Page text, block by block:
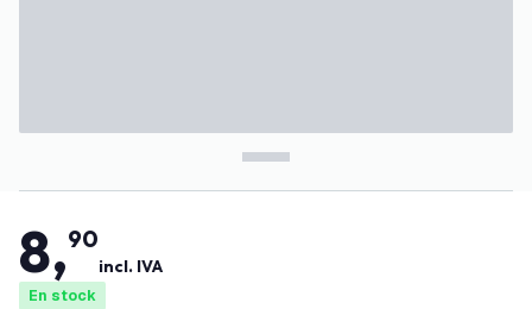
8,90
incl. IVA
En stock